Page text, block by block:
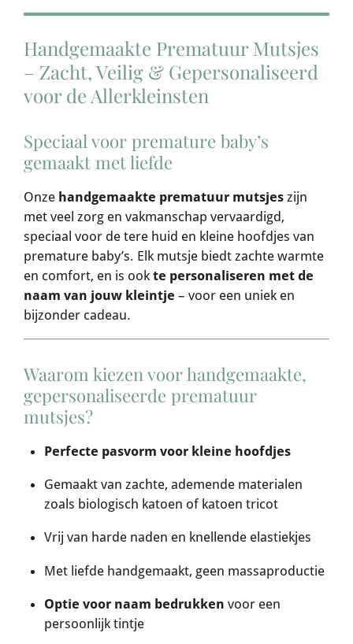
Handgemaakte Prematuur Mutsjes
– Zacht, Veilig & Gepersonaliseerd
voor de Allerkleinsten
Speciaal voor premature baby’s
gemaakt met liefde
Onze handgemaakte prematuur mutsjes zijn
met veel zorg en vakmanschap vervaardigd,
speciaal voor de tere huid en kleine hoofdjes van
premature baby’s. Elk mutsje biedt zachte warmte
en comfort, en is ook te personaliseren met de
naam van jouw kleintje – voor een uniek en
bijzonder cadeau.
Waarom kiezen voor handgemaakte,
gepersonaliseerde prematuur
mutsjes?
Perfecte pasvorm voor kleine hoofdjes
Gemaakt van zachte, ademende materialen
zoals biologisch katoen of katoen tricot
Vrij van harde naden en knellende elastiekjes
Met liefde handgemaakt, geen massaproductie
Optie voor naam bedrukken voor een
persoonlijk tintje